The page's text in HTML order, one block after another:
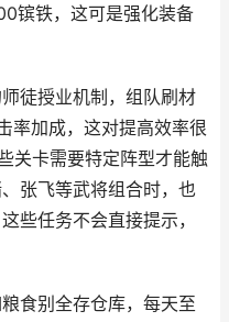
镔铁，这可是强化装备
徒授业机制，组队刷材
率加成，这对提高效率很
关卡需要特定阵型才能触
张飞等武将组合时，也
些任务不会直接提示，
食别全存仓库，每天至